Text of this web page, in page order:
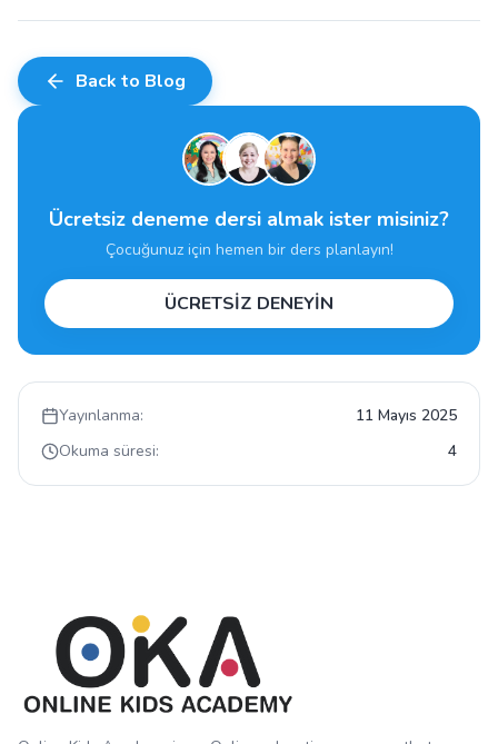
Back to Blog
Ücretsiz deneme dersi almak ister misiniz?
Çocuğunuz için hemen bir ders planlayın!
ÜCRETSİZ DENEYİN
Yayınlanma:
11 Mayıs 2025
Okuma süresi:
4